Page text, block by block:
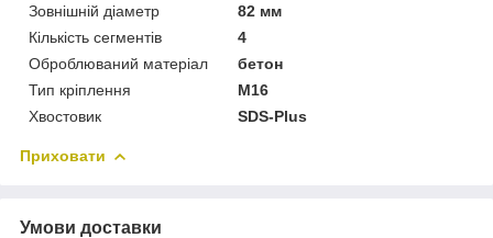
Зовнішній діаметр
82 мм
Кількість сегментів
4
Оброблюваний матеріал
бетон
Тип кріплення
M16
Хвостовик
SDS-Plus
Приховати
Умови доставки